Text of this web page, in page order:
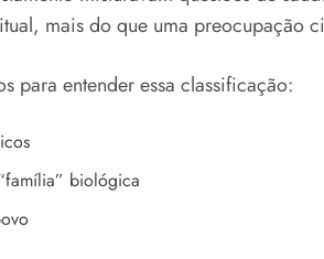
mais do que uma preocupação
para entender essa classificação:
biológica